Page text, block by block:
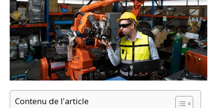
Contenu de l'article